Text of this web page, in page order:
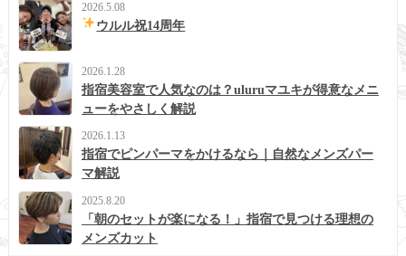
2026.5.08
ウルル祝14周年
2026.1.28
指宿美容室で人気なのは？uluruマユキが得意なメニ
ューをやさしく解説
2026.1.13
指宿でピンパーマをかけるなら｜自然なメンズパー
マ解説
2025.8.20
「朝のセットが楽になる！」指宿で見つける理想の
メンズカット